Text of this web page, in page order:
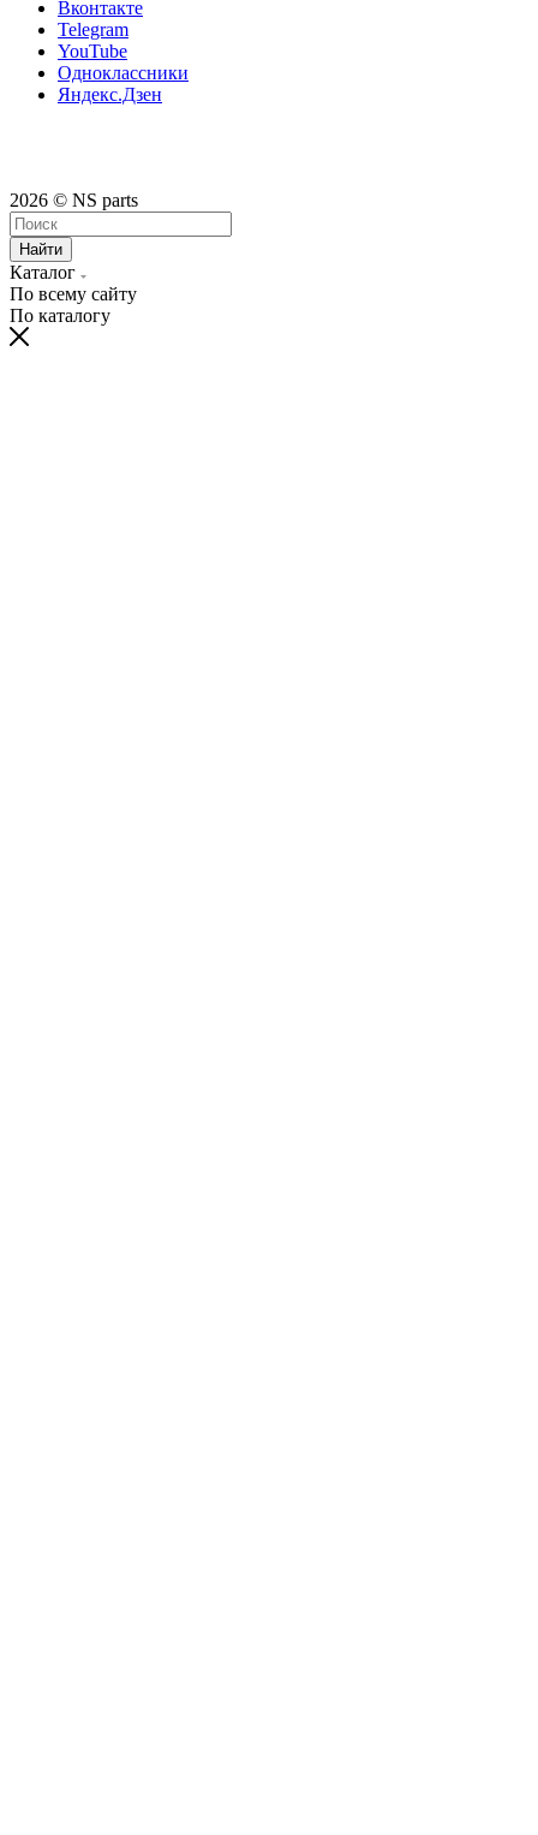
Вконтакте
Telegram
YouTube
Одноклассники
Яндекс.Дзен
2026 © NS parts
Найти
Каталог
По всему сайту
По каталогу